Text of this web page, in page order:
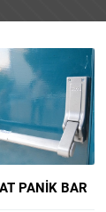
PANIK BAR